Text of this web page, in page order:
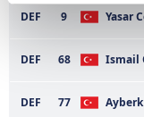
reklamların
takdirde,
DEF 9 Yasar
DEF 68 Ismail
DEF 77